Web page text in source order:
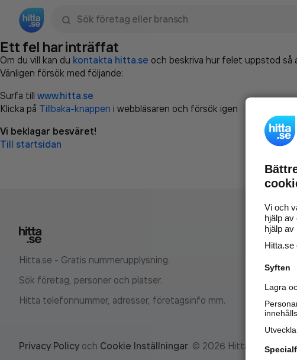
Ett fel har inträffat
Om du vill kan du kontakta hitta.se och beskriva hur felet uppstod så
Vänligen försök med följande:
Surfa till www.hitta.se
Klicka på Tillbaka-knappen i webbläsaren och försök igen
Vi beklagar besväret!
Till startsidan
Hitta.se - Gratis nummerupplysning.
Sök företag, personer och platser.
Hitta telefonnummer, adresser, företagsinfo mm.
Privacy Policy och Cookie Inställningar. © 2026 Hitta.se
Vi och
hjälp
hjälp av
Hitta.se
Syften
Lagra